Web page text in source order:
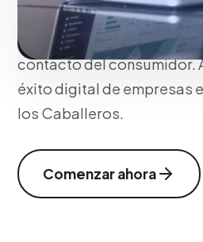
consistencia conceptual
cobertura en todos los
contacto del consumidor.
éxito digital de empresas
los Caballeros.
Comenzar ahora